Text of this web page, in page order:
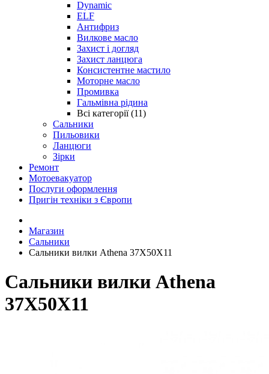
Dynamic
ELF
Антифриз
Вилкове масло
Захист і догляд
Захист ланцюга
Консистентне мастило
Моторне масло
Промивка
Гальмівна рідина
Всі категорії (11)
Сальники
Пильовики
Ланцюги
Зірки
Ремонт
Мотоевакуатор
Послуги оформлення
Пригін техніки з Європи
Магазин
Сальники
Сальники вилки Athena 37X50X11
Сальники вилки Athena
37X50X11